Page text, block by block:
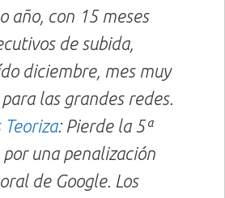
año, con 15 meses
de subida,
diciembre, mes muy
las grandes redes.
Teoriza: Pierde la 5ª
por una penalización
de Google. Los